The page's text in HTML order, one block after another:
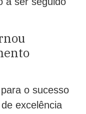
o sucesso
excelência